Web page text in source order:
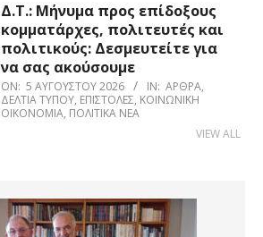
Δ.Τ.: Μήνυμα προς επίδοξους
κομματάρχες, πολιτευτές και
πολιτικούς: Δεσμευτείτε για
να σας ακούσουμε
ON: 5 ΑΥΓΟΎΣΤΟΥ 2026 IN: ΆΡΘΡΑ,
ΔΕΛΤΊΑ ΤΎΠΟΥ, ΕΠΙΣΤΟΛΈΣ, ΚΟΙΝΩΝΙΚΉ
ΟΙΚΟΝΟΜΊΑ, ΠΟΛΙΤΙΚΆ ΝΈΑ
VIEW ALL